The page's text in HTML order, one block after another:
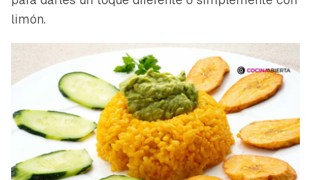
Para poder guardar como favorito, primero has de
INICIAR SESIÓN CANCELAR
limón.
ACEPTAR